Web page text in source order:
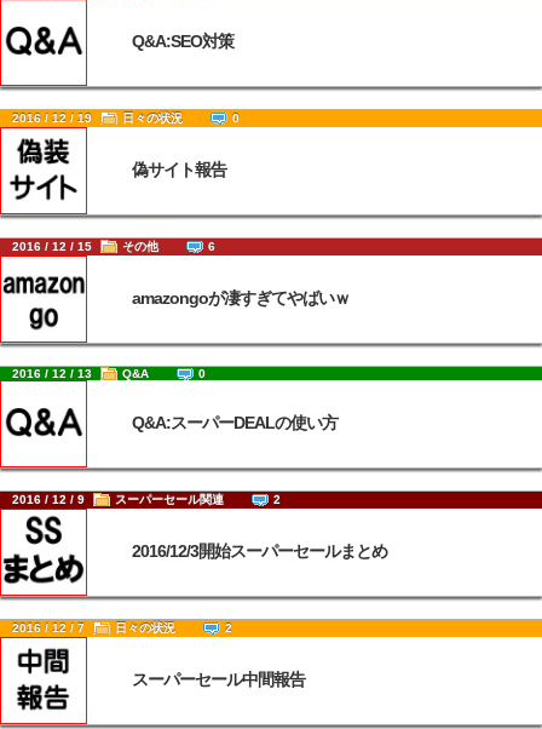
Q&A:SEO対策
2016 / 12 / 19 日々の状況 0
偽サイト報告
2016 / 12 / 15 その他 6
amazongoが凄すぎてやばいｗ
2016 / 12 / 13 Q&A 0
Q&A:スーパーDEALの使い方
2016 / 12 / 9 スーパーセール関連 2
2016/12/3開始スーパーセールまとめ
2016 / 12 / 7 日々の状況 2
スーパーセール中間報告